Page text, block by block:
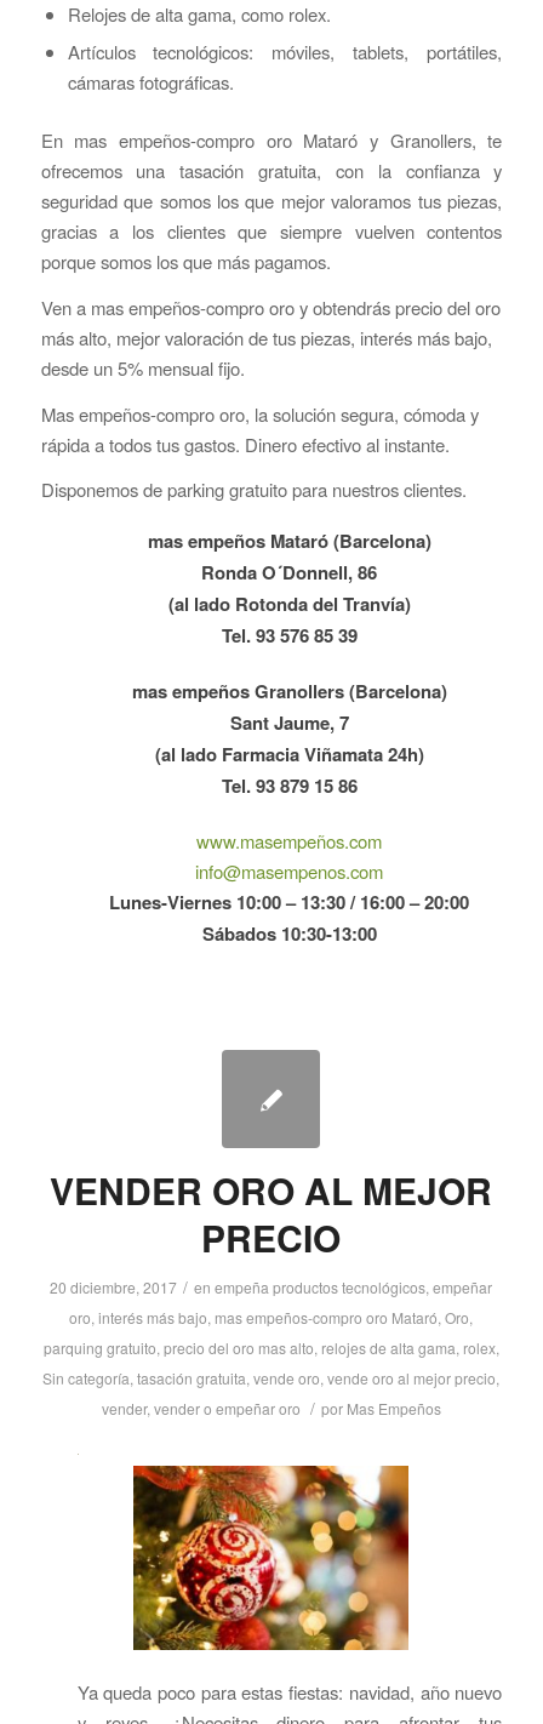
Relojes de alta gama, como rolex.
Artículos tecnológicos: móviles, tablets, portátiles,
cámaras fotográficas.
En mas empeños-compro oro Mataró y Granollers, te
ofrecemos una tasación gratuita, con la confianza y
seguridad que somos los que mejor valoramos tus piezas,
gracias a los clientes que siempre vuelven contentos
porque somos los que más pagamos.
Ven a mas empeños-compro oro y obtendrás precio del oro
más alto, mejor valoración de tus piezas, interés más bajo,
desde un 5% mensual fijo.
Mas empeños-compro oro, la solución segura, cómoda y
rápida a todos tus gastos. Dinero efectivo al instante.
Disponemos de parking gratuito para nuestros clientes.
mas empeños Mataró (Barcelona)
Ronda O´Donnell, 86
(al lado Rotonda del Tranvía)
Tel. 93 576 85 39
mas empeños Granollers (Barcelona)
Sant Jaume, 7
(al lado Farmacia Viñamata 24h)
Tel. 93 879 15 86
www.masempeños.com
info@masempenos.com
Lunes-Viernes 10:00 – 13:30 / 16:00 – 20:00
Sábados 10:30-13:00
VENDER ORO AL MEJOR
PRECIO
20 diciembre, 2017 / enempeña productos tecnológicos,empeñar
oro,interés más bajo, mas empeños-compro oro Mataró,Oro,
parquing gratuito, precio del oro mas alto, relojes de alta gama, rolex,
Sin categoría,tasación gratuita,vende oro,vende oro al mejor precio,
vender, vender o empeñar oro / por Mas Empeños
Ya queda poco para estas fiestas: navidad, año nuevo